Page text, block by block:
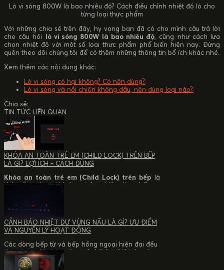
Lò vi sóng 800W là bao nhiêu độ? Cách điều chỉnh nhiệt độ lò cho
từng loại thực phẩm
Với những chia sẻ trên đây, hy vọng bạn đã có cho mình câu trả lời
cho câu hỏi lò vi sóng 800W là bao nhiêu độ, cũng như cách lựa
chọn nhiệt độ với một số loại thực phẩm phổ biến hiện nay. Đừng
quên theo dõi chúng tôi để có thêm những thông tin bổ ích khác nhé.
Xem thêm các nội dung khác:
Lò vi sóng có hại không? Có nên dùng?
Lò vi sóng và nồi chiên không dầu, nên dùng loại nào?
Chia sẻ:
TIN TỨC LIÊN QUAN
KHÓA AN TOÀN TRẺ EM (CHILD LOCK) TRÊN BẾP
LÀ GÌ? LỢI ÍCH - CÁCH DÙNG
Khóa an toàn trẻ em (Child Lock) trên bếp là
tính năng được tích hợp trên nhiều dòng bếp từ
và bếp hồng ngoại hiện đại nhằm hạn chế thao
năng này đặc biệt hữu ích đối với gia đình có trẻ
nhỏ, góp phần nâng cao mức độ an toàn khi sử
dụng thiết bị.
Trong bài viết này của
khóa an toàn trẻ em là gì, cơ chế hoạt động, cách
nhận biết bếp có tính năng Child Lock, hướng
dẫn bật/tắt đúng cách và tham khảo một số dòng
bếp từ, bếp hồng ngoại được trang bị tính năng
này.
CẢNH BÁO NHIỆT DƯ VÙNG NẤU LÀ GÌ? ƯU ĐIỂM
VÀ NGUYÊN LÝ HOẠT ĐỘNG
Các dòng bếp từ và bếp hồng ngoại hiện đại đều
được trang bị chức năng
cảnh báo nhiệt dư vùng
nấu . Sau khi tắt bếp, nhiều người cho rằng mặt
bếp đã an toàn để chạm vào. Tuy nhiên, thực tế